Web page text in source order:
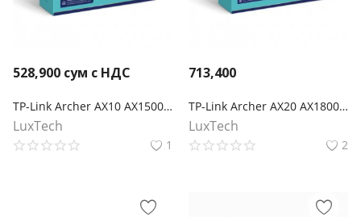
528,900 сум с НДС
TP-Link Archer AX10 AX1500 Wi‑Fi 6 роутер
LuxTech
1
713,400
TP-Link Archer AX20 AX1800 Двухдиапазонный Wi‑Fi 6 роутер
LuxTech
2